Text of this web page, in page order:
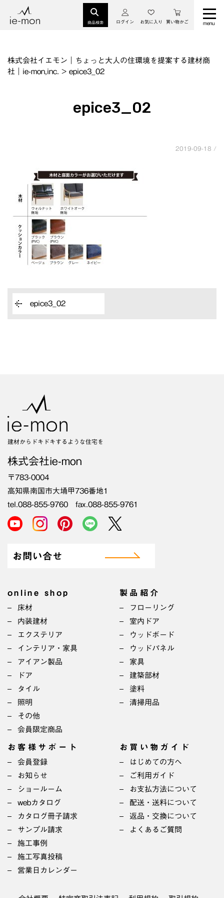
商品検索 ログイン お気に入り 買い物かご
株式会社イエモン｜ちょっと大人の住環境を提案する建材商
社｜ie-mon,inc. > epice3_02
epice3_02
2019-09-18 /
epice3_02
建材からドキドキするような住宅を
株式会社ie-mon
〒783-0004
高知県南国市大埇甲736番地1
tel.088-855-9760 fax.088-855-9761
お問い合せ
online shop
床材
内装建材
エクステリア
インテリア・家具
アイアン製品
ドア
タイル
照明
その他
会員限定商品
製品紹介
フローリング
室内ドア
ウッドボード
ウッドパネル
家具
建築部材
塗料
清掃用品
お客様サポート
会員登録
お知らせ
ショールーム
webカタログ
カタログ冊子請求
サンプル請求
施工事例
施工写真投稿
営業日カレンダー
お買い物ガイド
はじめての方へ
ご利用ガイド
お支払方法について
配送・送料について
返品・交換について
よくあるご質問